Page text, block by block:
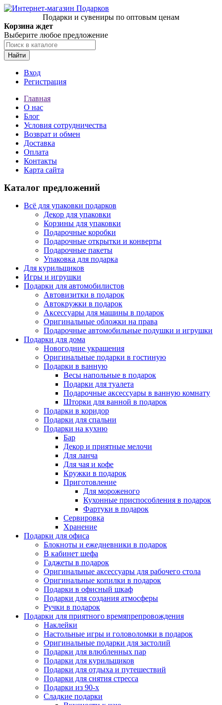
Подарки и сувениры по оптовым ценам
Корзина ждет
Выберите любое предложение
Найти
Вход
Регистрация
Главная
О нас
Блог
Условия сотрудничества
Возврат и обмен
Доставка
Оплата
Контакты
Карта сайта
Каталог предложений
Всё для упаковки подарков
Декор для упаковки
Корзины для упаковки
Подарочные коробки
Подарочные открытки и конверты
Подарочные пакеты
Упаковка для подарка
Для курильщиков
Игры и игрушки
Подарки для автомобилистов
Автовизитки в подарок
Автокружки в подарок
Аксессуары для машины в подарок
Оригинальные обложки на права
Подарочные автомобильные подушки и игрушки
Подарки для дома
Новогодние украшения
Оригинальные подарки в гостиную
Подарки в ванную
Весы напольные в подарок
Подарки для туалета
Подарочные аксессуары в ванную комнату
Шторки для ванной в подарок
Подарки в коридор
Подарки для спальни
Подарки на кухню
Бар
Декор и приятные мелочи
Для ланча
Для чая и кофе
Кружки в подарок
Приготовление
Для мороженого
Кухонные приспособления в подарок
Фартуки в подарок
Сервировка
Хранение
Подарки для офиса
Блокноты и ежедневники в подарок
В кабинет шефа
Гаджеты в подарок
Оригинальные аксессуары для рабочего стола
Оригинальные копилки в подарок
Подарки в офисный шкаф
Подарки для создания атмосферы
Ручки в подарок
Подарки для приятного времяпрепровождения
Наклейки
Настольные игры и головоломки в подарок
Оригинальные подарки для застолий
Подарки для влюбленных пар
Подарки для курильщиков
Подарки для отдыха и путешествий
Подарки для снятия стресса
Подарки из 90-х
Сладкие подарки